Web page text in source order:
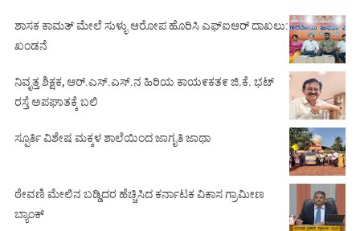
ಶಾಸಕ ಕಾಮತ್ ಮೇಲೆ ಸುಳ್ಳು ಆರೋಪ ಹೊರಿಸಿ ಎಫ್‌ಐಆರ್ ದಾಖಲು:
ಖಂಡನೆ
ನಿವೃತ್ತ ಶಿಕ್ಷಕ, ಆರ್.ಎಸ್.ಎಸ್.ನ ಹಿರಿಯ ಕಾಯ೯ಕತ೯ ಜಿ.ಕೆ. ಭಟ್
ರಸ್ತೆ ಅಪಘಾತಕ್ಕೆ ಬಲಿ
ಸ್ಪೂರ್ತಿ ವಿಶೇಷ ಮಕ್ಕಳ ಶಾಲೆಯಿಂದ ಜಾಗೃತಿ ಜಾಥಾ
ಠೇವಣಿ ಮೇಲಿನ ಬಡ್ಡಿದರ ಹೆಚ್ಚಿಸಿದ ಕರ್ನಾಟಕ ವಿಕಾಸ ಗ್ರಾಮೀಣ
ಬ್ಯಾಂಕ್